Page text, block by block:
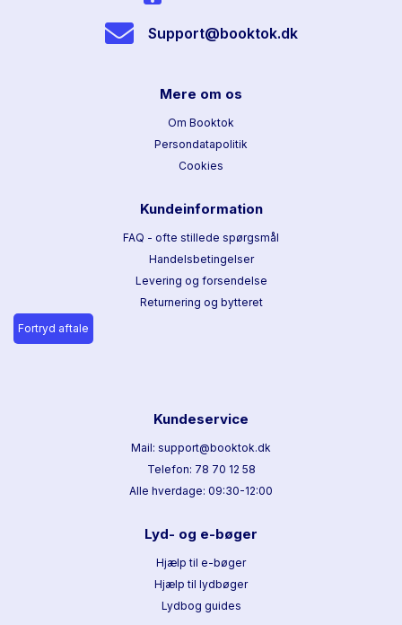
Support@booktok.dk
Mere om os
Om Booktok
Persondatapolitik
Cookies
Kundeinformation
FAQ - ofte stillede spørgsmål
Handelsbetingelser
Levering og forsendelse
Returnering og bytteret
Fortryd aftale
Kundeservice
Mail: support@booktok.dk
Telefon: 78 70 12 58
Alle hverdage: 09:30-12:00
Lyd- og e-bøger
Hjælp til e-bøger
Hjælp til lydbøger
Lydbog guides